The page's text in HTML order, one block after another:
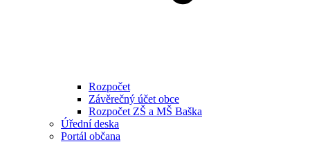
Rozpočet
Závěrečný účet obce
Rozpočet ZŠ a MŠ Baška
Úřední deska
Portál občana